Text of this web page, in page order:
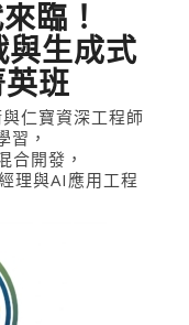
臨！
與生成式
班
仁寶資深工程師
習，
開發，
理與AI應用工程